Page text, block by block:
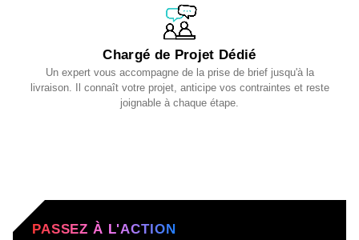
Chargé de Projet Dédié
Un expert vous accompagne de la prise de brief jusqu'à la
livraison. Il connaît votre projet, anticipe vos contraintes et reste
joignable à chaque étape.
PASSEZ À L'ACTION